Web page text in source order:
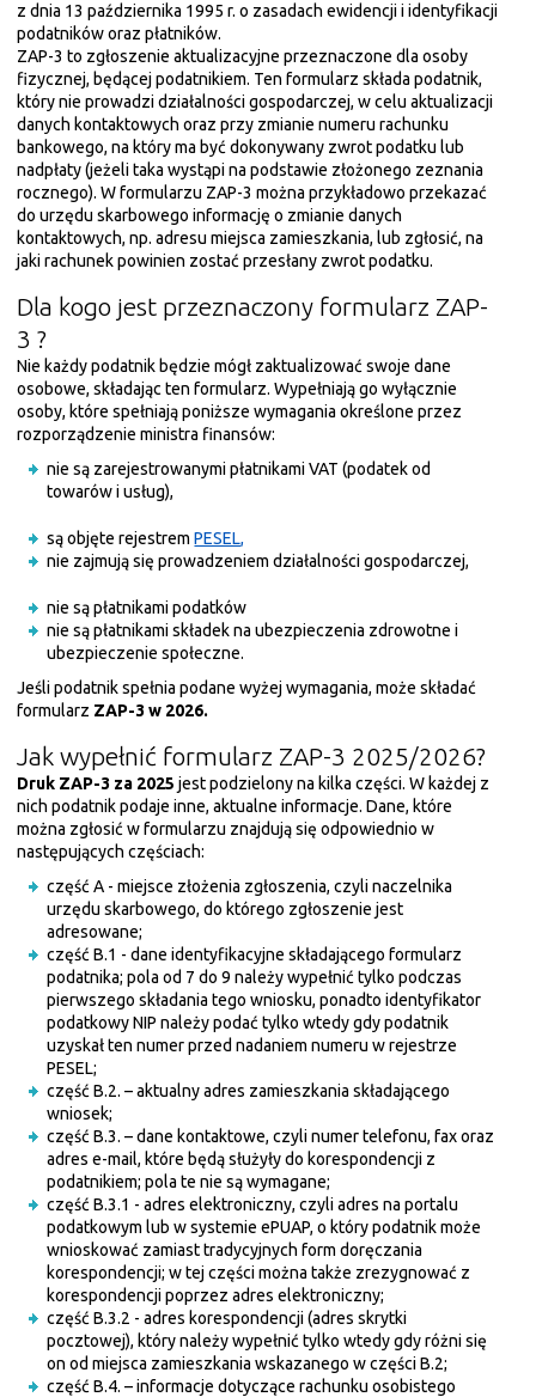
z dnia 13 października 1995 r. o zasadach ewidencji i identyfikacji
podatników oraz płatników.
ZAP-3 to zgłoszenie aktualizacyjne przeznaczone dla osoby
fizycznej, będącej podatnikiem. Ten formularz składa podatnik,
który nie prowadzi działalności gospodarczej, w celu aktualizacji
danych kontaktowych oraz przy zmianie numeru rachunku
bankowego, na który ma być dokonywany zwrot podatku lub
nadpłaty (jeżeli taka wystąpi na podstawie złożonego zeznania
rocznego). W formularzu ZAP-3 można przykładowo przekazać
do urzędu skarbowego informację o zmianie danych
kontaktowych, np. adresu miejsca zamieszkania, lub zgłosić, na
jaki rachunek powinien zostać przesłany zwrot podatku.
Dla kogo jest przeznaczony formularz ZAP-
3 ?
Nie każdy podatnik będzie mógł zaktualizować swoje dane
osobowe, składając ten formularz. Wypełniają go wyłącznie
osoby, które spełniają poniższe wymagania określone przez
rozporządzenie ministra finansów:
nie są zarejestrowanymi płatnikami VAT (podatek od
towarów i usług),
są objęte rejestremPESEL,
nie zajmują się prowadzeniem działalności gospodarczej,
nie są płatnikami podatków
nie są płatnikami składek na ubezpieczenia zdrowotne i
ubezpieczenie społeczne.
Jeśli podatnik spełnia podane wyżej wymagania, może składać
formularz ZAP-3 w 2026.
Jak wypełnić formularz ZAP-3 2025/2026?
Druk ZAP-3 za 2025 jest podzielony na kilka części. W każdej z
nich podatnik podaje inne, aktualne informacje. Dane, które
można zgłosić w formularzu znajdują się odpowiednio w
następujących częściach:
część A - miejsce złożenia zgłoszenia, czyli naczelnika
urzędu skarbowego, do którego zgłoszenie jest
adresowane;
część B.1 - dane identyfikacyjne składającego formularz
podatnika; pola od 7 do 9 należy wypełnić tylko podczas
pierwszego składania tego wniosku, ponadto identyfikator
podatkowy NIP należy podać tylko wtedy gdy podatnik
uzyskał ten numer przed nadaniem numeru w rejestrze
PESEL;
część B.2. – aktualny adres zamieszkania składającego
wniosek;
część B.3. – dane kontaktowe, czyli numer telefonu, fax oraz
adres e-mail, które będą służyły do korespondencji z
podatnikiem; pola te nie są wymagane;
część B.3.1 - adres elektroniczny, czyli adres na portalu
podatkowym lub w systemie ePUAP, o który podatnik może
wnioskować zamiast tradycyjnych form doręczania
korespondencji; w tej części można także zrezygnować z
korespondencji poprzez adres elektroniczny;
część B.3.2 - adres korespondencji (adres skrytki
pocztowej), który należy wypełnić tylko wtedy gdy różni się
on od miejsca zamieszkania wskazanego w części B.2;
część B.4. – informacje dotyczące rachunku osobistego